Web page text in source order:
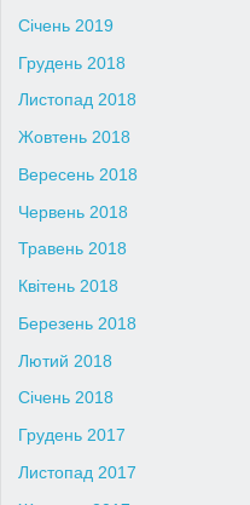
Січень 2019
Грудень 2018
Листопад 2018
Жовтень 2018
Вересень 2018
Червень 2018
Травень 2018
Квітень 2018
Березень 2018
Лютий 2018
Січень 2018
Грудень 2017
Листопад 2017